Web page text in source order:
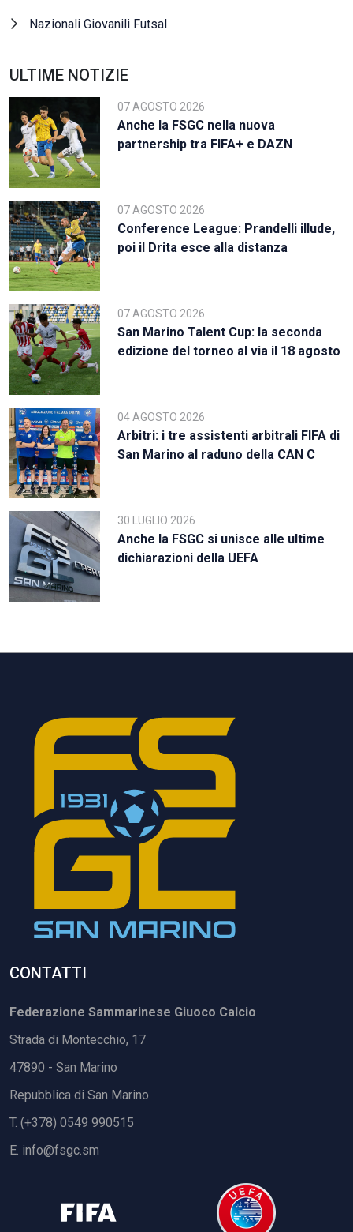
Nazionali Giovanili Futsal
ULTIME NOTIZIE
07 AGOSTO 2026
Anche la FSGC nella nuova
partnership tra FIFA+ e DAZN
07 AGOSTO 2026
Conference League: Prandelli illude,
poi il Drita esce alla distanza
07 AGOSTO 2026
San Marino Talent Cup: la seconda
edizione del torneo al via il 18 agosto
04 AGOSTO 2026
Arbitri: i tre assistenti arbitrali FIFA di
San Marino al raduno della CAN C
30 LUGLIO 2026
Anche la FSGC si unisce alle ultime
dichiarazioni della UEFA
CONTATTI
Federazione Sammarinese Giuoco Calcio
Strada di Montecchio, 17
47890 - San Marino
Repubblica di San Marino
T. (+378) 0549 990515
E. info@fsgc.sm